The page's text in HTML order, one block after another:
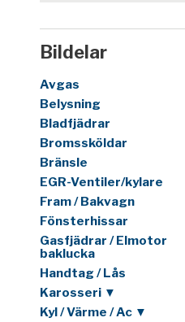
Bildelar
Avgas
Belysning
Bladfjädrar
Bromssköldar
Bränsle
EGR-Ventiler/kylare
Fram / Bakvagn
Fönsterhissar
Gasfjädrar / Elmotor
baklucka
Handtag / Lås
Karosseri ▼
Kyl / Värme / Ac ▼